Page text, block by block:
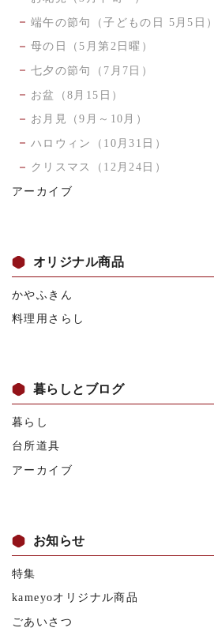
端午の節句（子どもの日 5月5日）
母の日（5月第2日曜）
七夕の節句（7月7日）
お盆（8月15日）
お月見（9月～10月）
ハロウィン（10月31日）
クリスマス（12月24日）
アーカイブ
オリジナル商品
かやふきん
料理用さらし
暮らしとブログ
暮らし
台所道具
アーカイブ
お知らせ
特集
kameyoオリジナル商品
ごあいさつ